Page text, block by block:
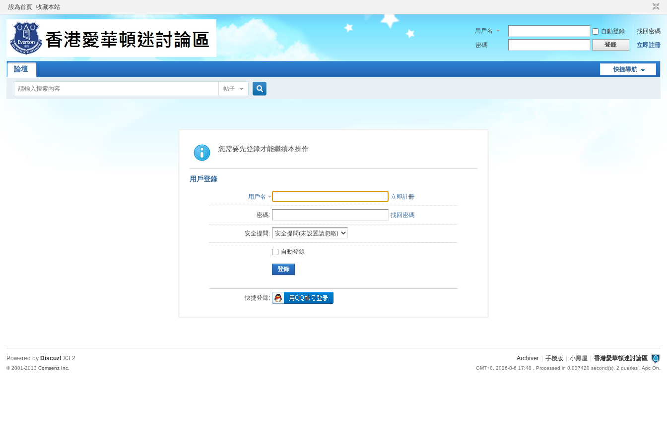
設為首頁 收藏本站
用戶名 自動登錄
找回密碼
密碼
登錄 立即註冊
快捷導航
論壇
帖子
索
您需要先登錄才能繼續本操作
用戶登錄
用戶名 立即註冊
密碼: 找回密碼
安全提問:
自動登錄
登錄
快捷登錄:
Archiver 手機版 小黑屋 香港愛華頓迷討論區
GMT+8, 2026-8-6 17:48 , Processed in 0.037420 second(s), 2 queries , Apc On.
Powered by Discuz! X3.2
© 2001-2013Comsenz Inc.